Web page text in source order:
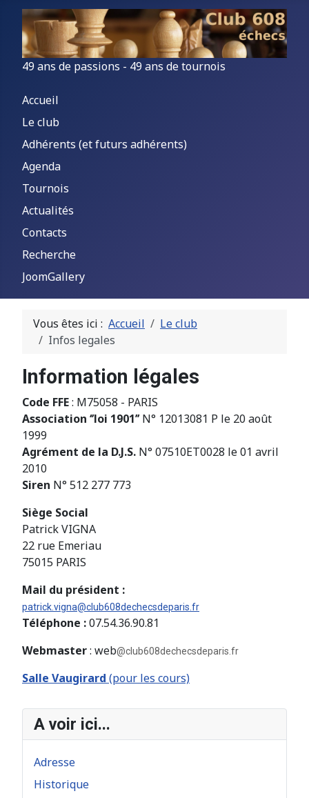
49 ans de passions - 49 ans de tournois
Accueil
Le club
Adhérents (et futurs adhérents)
Agenda
Tournois
Actualités
Contacts
Recherche
JoomGallery
A voir ici...
Adresse
Historique
Vous êtes ici : Accueil
Le club
Infos legales
Information légales
Code FFE: M75058 - PARIS
Association ‘’loi 1901’’N° 12013081 P le 20 août
1999
Agrément de la D.J.S. N° 07510ET0028 le 01 avril
2010
Siren N° 512 277 773
Siège Social
Patrick VIGNA
22 rue Emeriau
75015 PARIS
Mail du président :
patrick.vigna@club608dechecsdeparis.fr
Téléphone :07.54.36.90.81
Webmaster: web@club608dechecsdeparis.fr
Salle Vaugirard (pour les cours)